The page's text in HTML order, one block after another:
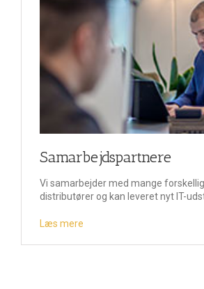
Samarbejdspartnere
Vi samarbejder med mange
distributører og kan leveret nyt IT-
Læs mere